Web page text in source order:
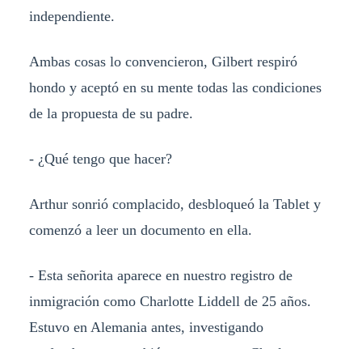
independiente.
Ambas cosas lo convencieron, Gilbert respiró
hondo y aceptó en su mente todas las condiciones
de la propuesta de su padre.
- ¿Qué tengo que hacer?
Arthur sonrió complacido, desbloqueó la Tablet y
comenzó a leer un documento en ella.
- Esta señorita aparece en nuestro registro de
inmigración como Charlotte Liddell de 25 años.
Estuvo en Alemania antes, investigando